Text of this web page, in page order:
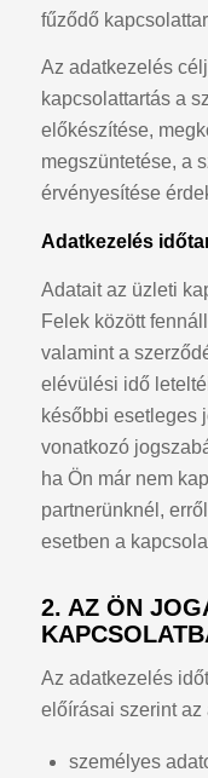
fűződő
Az adatkezelés
kapcsolattartás a
előkészítése,
megszüntetése, a
érvényesítése
Adatkezelés
Adatait az üzleti
Felek között
valamint a
elévülési idő
későbbi esetleges
vonatkozó
ha Ön már nem
partnerünknél,
esetben a
2. AZ ÖN
Az adatkezelés
előírásai szerint
személyes